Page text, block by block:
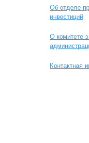
Об отделе
инвестиций
О комитете
Контактная